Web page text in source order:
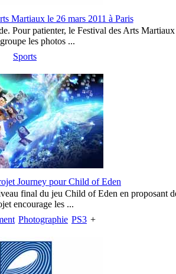
Martiaux le 26 mars 2011 à Paris
patienter, le Festival des Arts
les photos ...
Sports
Journey pour Child of Eden
final du jeu Child of Eden en proposant
encourage les ...
Photographie PS3 +